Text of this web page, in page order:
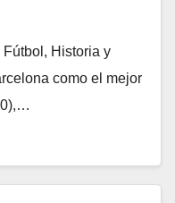
Historia y
como el mejor